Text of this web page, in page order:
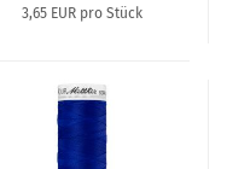
3,65 EUR pro Stück